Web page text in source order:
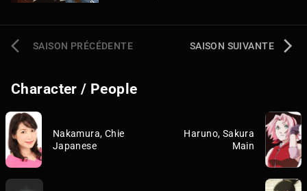
SAISON PRÉCÉDENTE SAISON SUIVANTE
Character / People
Nakamura, Chie
Japanese
Haruno, Sakura
Main